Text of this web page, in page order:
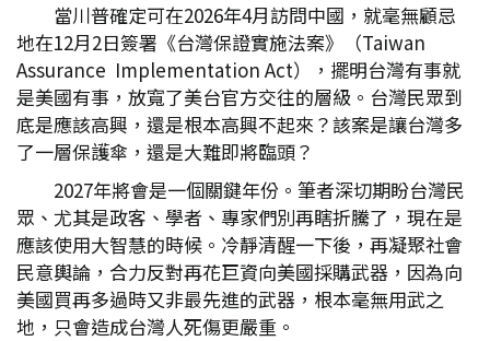
當川普確定可在2026年4月訪問中國，就毫無顧忌
地在12月2日簽署《台灣保證實施法案》（Taiwan
Assurance Implementation Act），擺明台灣有事就
是美國有事，放寬了美台官方交往的層級。台灣民眾到
底是應該高興，還是根本高興不起來？該案是讓台灣多
了一層保護傘，還是大難即將臨頭？
2027年將會是一個關鍵年份。筆者深切期盼台灣民
眾、尤其是政客、學者、專家們別再瞎折騰了，現在是
應該使用大智慧的時候。冷靜清醒一下後，再凝聚社會
民意輿論，合力反對再花巨資向美國採購武器，因為向
美國買再多過時又非最先進的武器，根本毫無用武之
地，只會造成台灣人死傷更嚴重。